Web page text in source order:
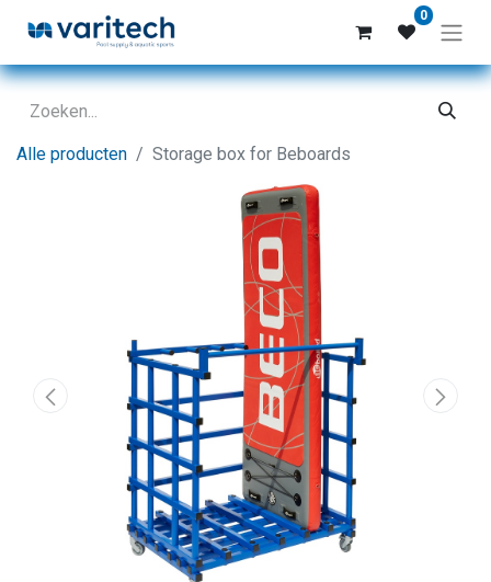
0
Alle producten Storage box for Beboards